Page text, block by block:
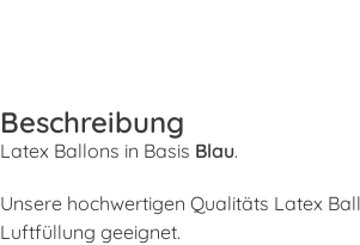
Beschreibung
Latex Ballons in Basis Blau.
Unsere hochwertigen Qualitäts Latex
Luftfüllung geeignet.